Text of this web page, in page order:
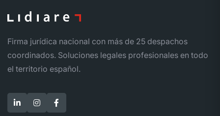
Firma jurídica nacional con más de 25 despachos
coordinados. Soluciones legales profesionales en todo
el territorio español.